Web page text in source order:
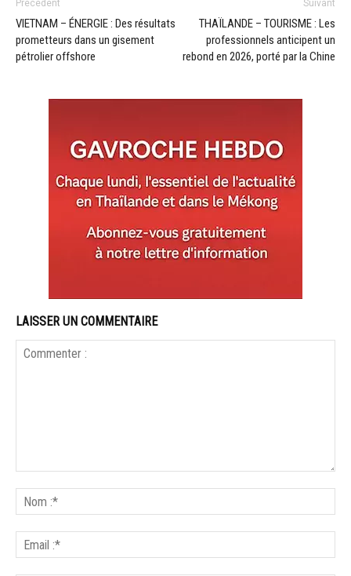
Précédent
VIETNAM – ÉNERGIE : Des résultats
prometteurs dans un gisement
pétrolier offshore
Suivant
THAÏLANDE – TOURISME : Les
professionnels anticipent un
rebond en 2026, porté par la Chine
LAISSER UN COMMENTAIRE